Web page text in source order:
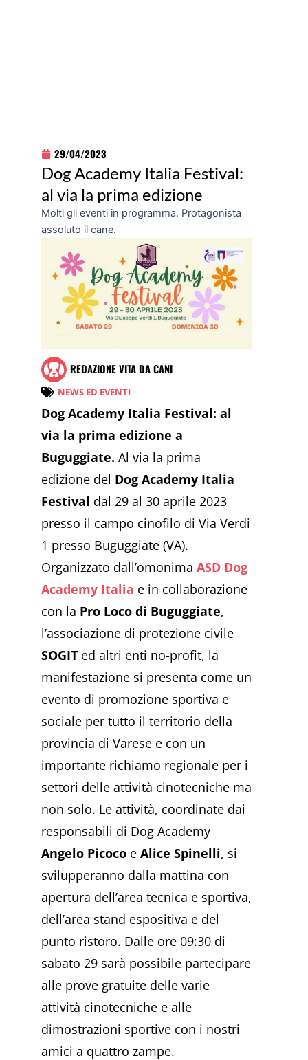
29/04/2023
Dog Academy Italia Festival:
al via la prima edizione
Molti gli eventi in programma. Protagonista
assoluto il cane.
REDAZIONE VITA DA CANI
NEWS ED EVENTI
Dog Academy Italia Festival: al
via la prima edizione a
Buguggiate. Al via la prima
edizione del Dog Academy Italia
Festival dal 29 al 30 aprile 2023
presso il campo cinofilo di Via Verdi
1 presso Buguggiate (VA).
Organizzato dall’omonima ASD Dog
Academy Italia e in collaborazione
con la Pro Loco di Buguggiate,
l’associazione di protezione civile
SOGIT ed altri enti no-profit, la
manifestazione si presenta come un
evento di promozione sportiva e
sociale per tutto il territorio della
provincia di Varese e con un
importante richiamo regionale per i
settori delle attività cinotecniche ma
non solo. Le attività, coordinate dai
responsabili di Dog Academy
Angelo Picoco e Alice Spinelli, si
svilupperanno dalla mattina con
apertura dell’area tecnica e sportiva,
dell’area stand espositiva e del
punto ristoro. Dalle ore 09:30 di
sabato 29 sarà possibile partecipare
alle prove gratuite delle varie
attività cinotecniche e alle
dimostrazioni sportive con i nostri
amici a quattro zampe.